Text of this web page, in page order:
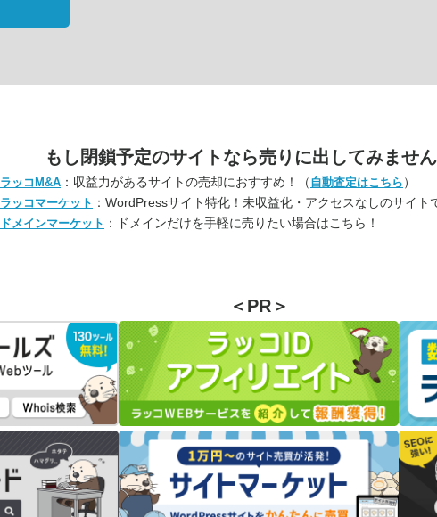
もし閉鎖予定のサイトなら売りに出してみませ
ラッコM&A ：収益力があるサイトの売却におすすめ！（ 自動査定はこちら ）
ラッコマーケット ：WordPressサイト特化！未収益化・アクセスなしのサイト
ドメインマーケット ：ドメインだけを手軽に売りたい場合はこちら！
＜PR＞